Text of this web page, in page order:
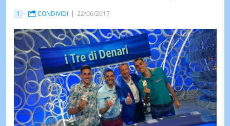
1 CONDIVIDI 22/06/2017